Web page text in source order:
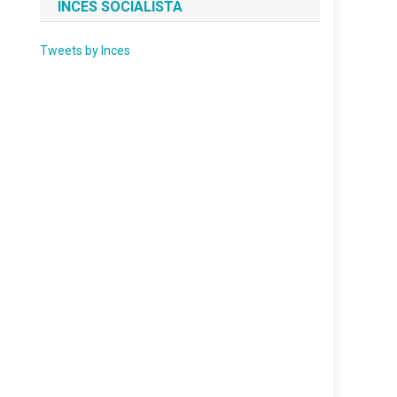
INCES SOCIALISTA
Tweets by Inces